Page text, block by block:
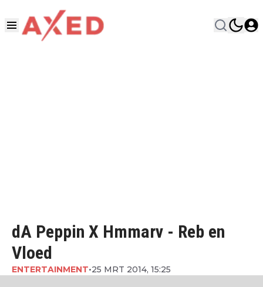
dA Peppin X Hmmarv - Reb en
Vloed
ENTERTAINMENT•25 MRT 2014, 15:25